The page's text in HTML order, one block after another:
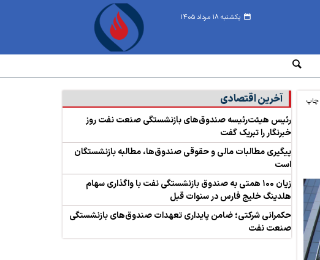
یکشنبه ۱۸ مرداد ۱۴۰۵
چاپ آخرین اقتصادی
رئیس هیئت‌رئیسه صندوق‌های بازنشستگی صنعت نفت روز
خبرنگار را تبریک گفت
پیگیری مطالبات مالی و حقوقی صندوق‌ها، مطالبه بازنشستگان
است
زیان ۱۰۰ همتی به صندوق بازنشستگی نفت با واگذاری سهام
هلدینگ خلیج فارس در سنوات قبل
حکمرانی شرکتی؛ ضامن پایداری تعهدات صندوق‌های بازنشستگی
صنعت نفت